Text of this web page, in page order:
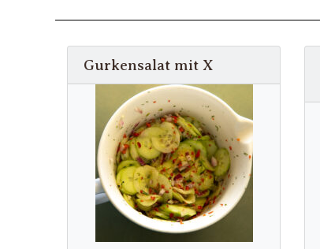
Gurkensalat mit X